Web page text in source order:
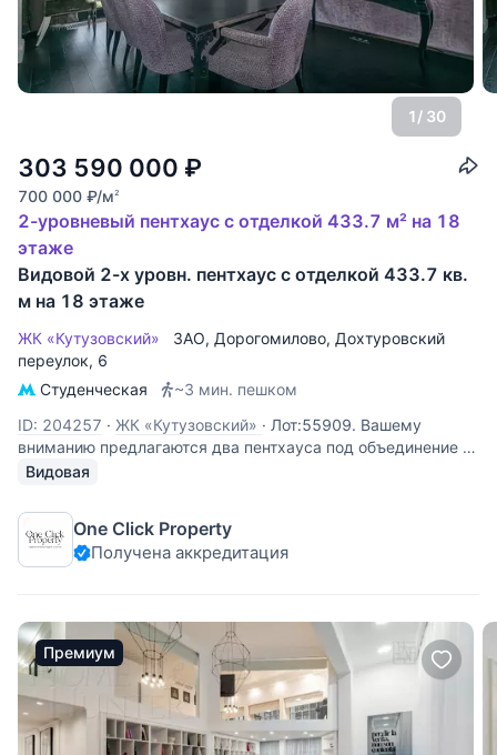
1 / 30
303 590 000 ₽
700 000 ₽/м2
2-уровневый пентхаус с отделкой 433.7 м² на 18
этаже
Видовой 2-х уровн. пентхаус с отделкой 433.7 кв.
м на 18 этаже
ЖК «Кутузовский» ЗАО, Дорогомилово, Дохтуровский
переулок, 6
Студенческая
~3 мин. пешком
ID: 204257 · ЖК «Кутузовский» · Лот:55909. Вашему
вниманию предлагаются два пентхауса под объединение с
восхитительными видовыми характеристиками. Первый
дизайнерским ремонтом, сделанным исключительно для
себя. В пентхаусе
Видовая
One Click Property
Получена аккредитация
Премиум